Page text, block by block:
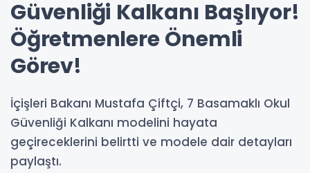
Güvenliği Kalkanı Başlıyor!
Öğretmenlere Önemli
Görev!
İçişleri Bakanı Mustafa Çiftçi, 7 Basamaklı Okul
Güvenliği Kalkanı modelini hayata
geçireceklerini belirtti ve modele dair detayları
paylaştı.